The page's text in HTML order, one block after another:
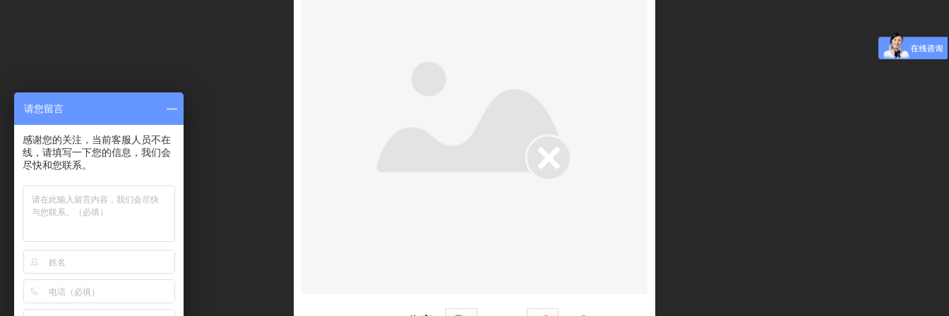
请您留言
感谢您的关注，当前客服人员不在
线，请填写一下您的信息，我们会
尽快和您联系。